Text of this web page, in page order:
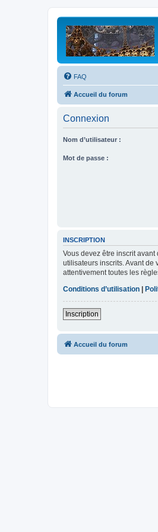
FAQ
Accueil du forum
Connexion
Nom d’utilisateur :
Mot de passe :
INSCRIPTION
Vous devez être inscrit
utilisateurs inscrits. Avant de
attentivement toutes les
Conditions d’utilisation
Inscription
Accueil du forum